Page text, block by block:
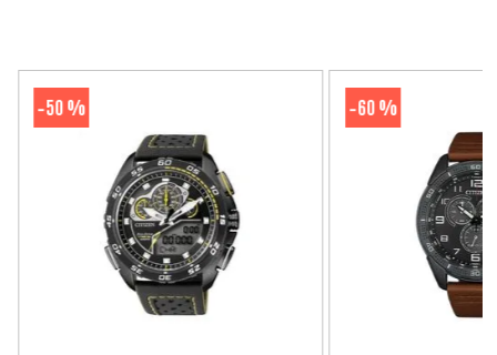
-50 % -60 %